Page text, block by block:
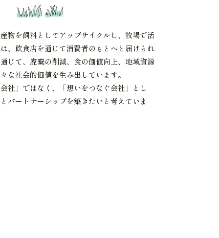
物を飼料としてアップサイクルし、牧場で活
、飲食店を通じて消費者のもとへと届けられ
じて、廃棄の削減、食の価値向上、地域資源
な社会的価値を生み出しています。
社」ではなく、「想いをつなぐ会社」とし
パートナーシップを築きたいと考えていま